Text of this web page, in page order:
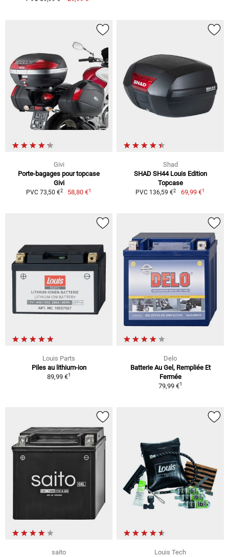
Givi
Porte-bagages pour topcase
Givi
PVC 73,50 €2 58,80 €1
Shad
SHAD SH44 Louis Edition
Topcase
PVC 136,59 €2 69,99 €1
Louis Parts
Piles au lithium-ion
89,99 €1
Delo
Batterie Au Gel, Rempliée Et
Fermée
79,99 €1
saito Louis Tech